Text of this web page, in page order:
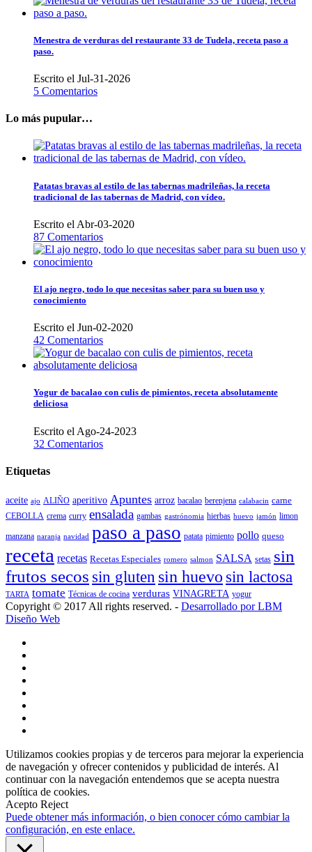
Menestra de verduras del restaurante 33 de Tudela, receta paso a
paso.
Escrito el Jul-31-2026
5 Comentarios
Lo más pupular…
Patatas bravas al estilo de las tabernas madrileñas, la receta
tradicional de las tabernas de Madrid, con vídeo.
Escrito el Abr-03-2020
87 Comentarios
El ajo negro, todo lo que necesitas saber para su buen uso y
conocimiento
Escrito el Jun-02-2020
42 Comentarios
Yogur de bacalao con culis de pimientos, receta absolutamente
deliciosa
Escrito el Ago-24-2023
32 Comentarios
Etiquetas
aceite ajo ALIÑO aperitivo Apuntes arroz bacalao berenjena calabacin carne
CEBOLLA crema curry ensalada gambas gastrónomia hierbas huevo jamón limon
manzana naranja navidad paso a paso patata pimiento pollo queso
receta recetas Recetas Especiales romero salmon SALSA setas sin
frutos secos sin gluten sin huevo sin lactosa
TARTA tomate Técnicas de cocina verduras VINAGRETA yogur
Copyright © 2017 All rights reserved. - Desarrollado por LBM
Diseño Web
Utilizamos cookies propias y de terceros para mejorar la experiencia
de navegación y ofrecer contenidos y publicidad de interés. Al
continuar con la navegación entendemos que se acepta nuestra
política de cookies.
Acepto Reject
Puede obtener más información, o bien conocer cómo cambiar la
configuración, en este enlace.